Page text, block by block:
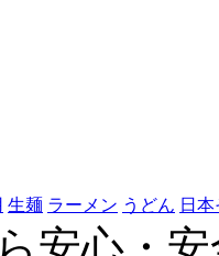
生麺 ラーメン うどん 日
安心・